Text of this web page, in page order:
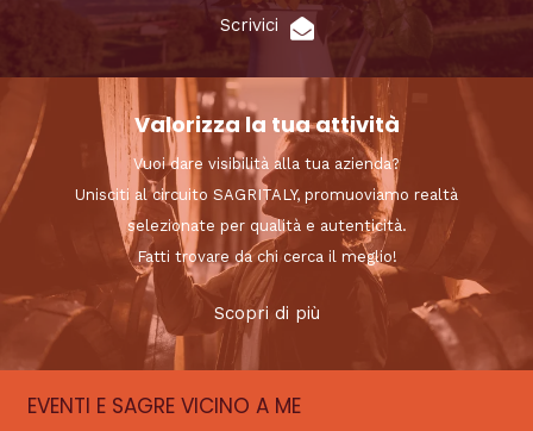
Scrivici
Valorizza la tua attività
Vuoi dare visibilità alla tua azienda?
Unisciti al circuito SAGRITALY, promuoviamo realtà
selezionate per qualità e autenticità.
Fatti trovare da chi cerca il meglio!
Scopri di più
EVENTI E SAGRE VICINO A ME